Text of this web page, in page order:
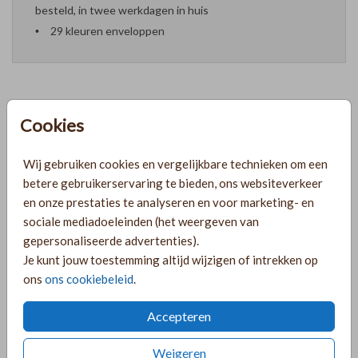
Cookies
Wij gebruiken cookies en vergelijkbare technieken om een
betere gebruikerservaring te bieden, ons websiteverkeer
en onze prestaties te analyseren en voor marketing- en
sociale mediadoeleinden (het weergeven van
gepersonaliseerde advertenties).
Je kunt jouw toestemming altijd wijzigen of intrekken op
ons ons cookiebeleid.
Accepteren
Weigeren
besteld, in twee werkdagen in huis
29 kleuren enveloppen
Formaten en prijzen
PRODUCTINFORMATIE
OMSCHRIJVING
Minimalistisch jubileumkaartje met zwarte tekst en een
witte achtergrond. Het perfecte jubileumkaartje voor een
minimalistische jubileumdag!
COLLECTIE